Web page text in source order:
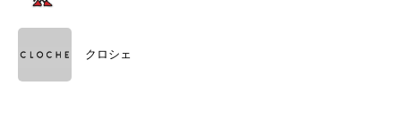
クロシェ